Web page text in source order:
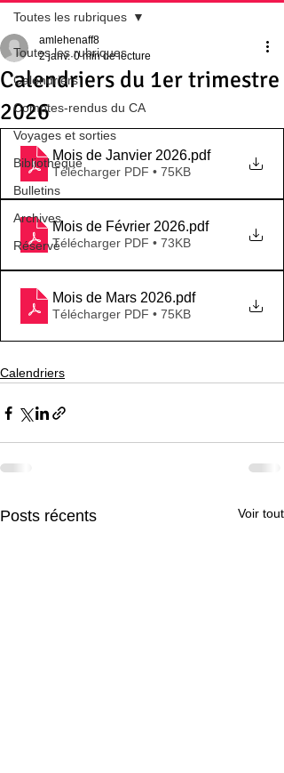
Toutes les rubriques
Calendriers
Comptes-rendus du CA
Voyages et sorties
Bibliothèque
Bulletins
Archives
Réservé
Toutes les rubriques
Calendriers du 1er trimestre
2026
amlehenaff8
2 janv. 0 min de lecture
Mois de Janvier 2026.pdf
Télécharger PDF • 75KB
Mois de Février 2026.pdf
Télécharger PDF • 73KB
Mois de Mars 2026.pdf
Télécharger PDF • 75KB
Calendriers
Posts récents Voir tout